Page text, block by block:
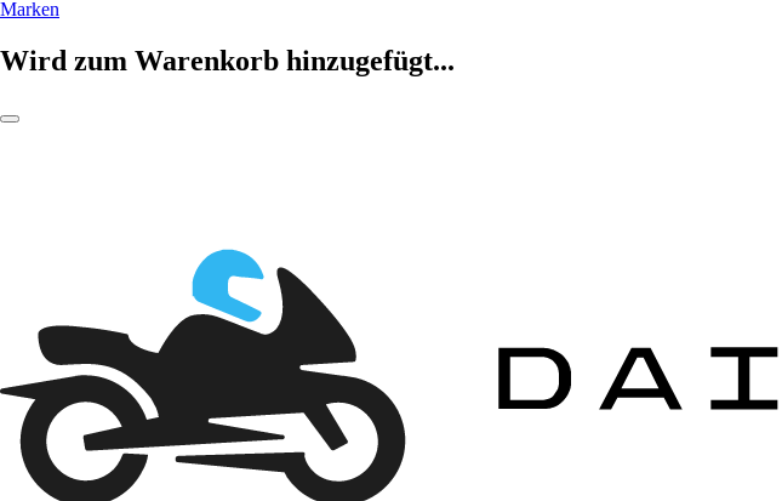
Marken
Wird zum Warenkorb hinzugefügt...